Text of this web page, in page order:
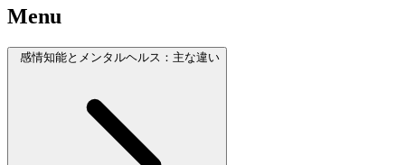
Menu
感情知能とメンタルヘルス：主な違い